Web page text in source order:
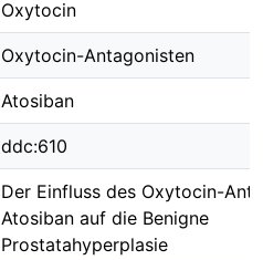
Oxytocin
Oxytocin-Antagonisten
Atosiban
ddc:610
Der Einfluss des Oxytocin-
Atosiban auf die Benigne
Prostatahyperplasie